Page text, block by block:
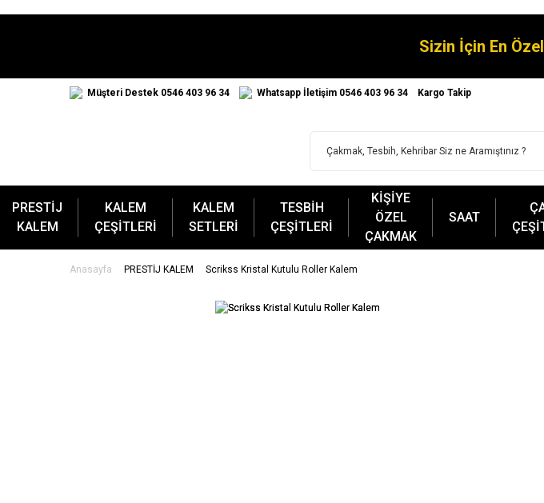
Sizin İçin En
Müşteri Destek 0546 403 96 34 Whatsapp İletişim 0546 403 96 34 Kargo Takip
PRESTİJ
KALEM
KALEM
ÇEŞİTLERİ
KALEM
SETLERİ
TESBİH
ÇEŞİTLERİ
KİŞİYE
ÖZEL
ÇAKMAK
SAAT
Anasayfa PRESTİJ KALEM Scrikss Kristal Kutulu Roller Kalem